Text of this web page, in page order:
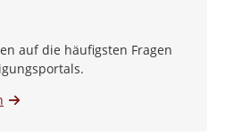
auf die häufigsten Fragen